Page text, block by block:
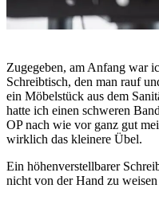
Zugegeben, am Anfang war
Schreibtisch, den man rauf
ein Möbelstück aus dem
hatte ich einen schweren
OP nach wie vor ganz gut
wirklich das kleinere Übel.
Ein höhenverstellbarer
nicht von der Hand zu